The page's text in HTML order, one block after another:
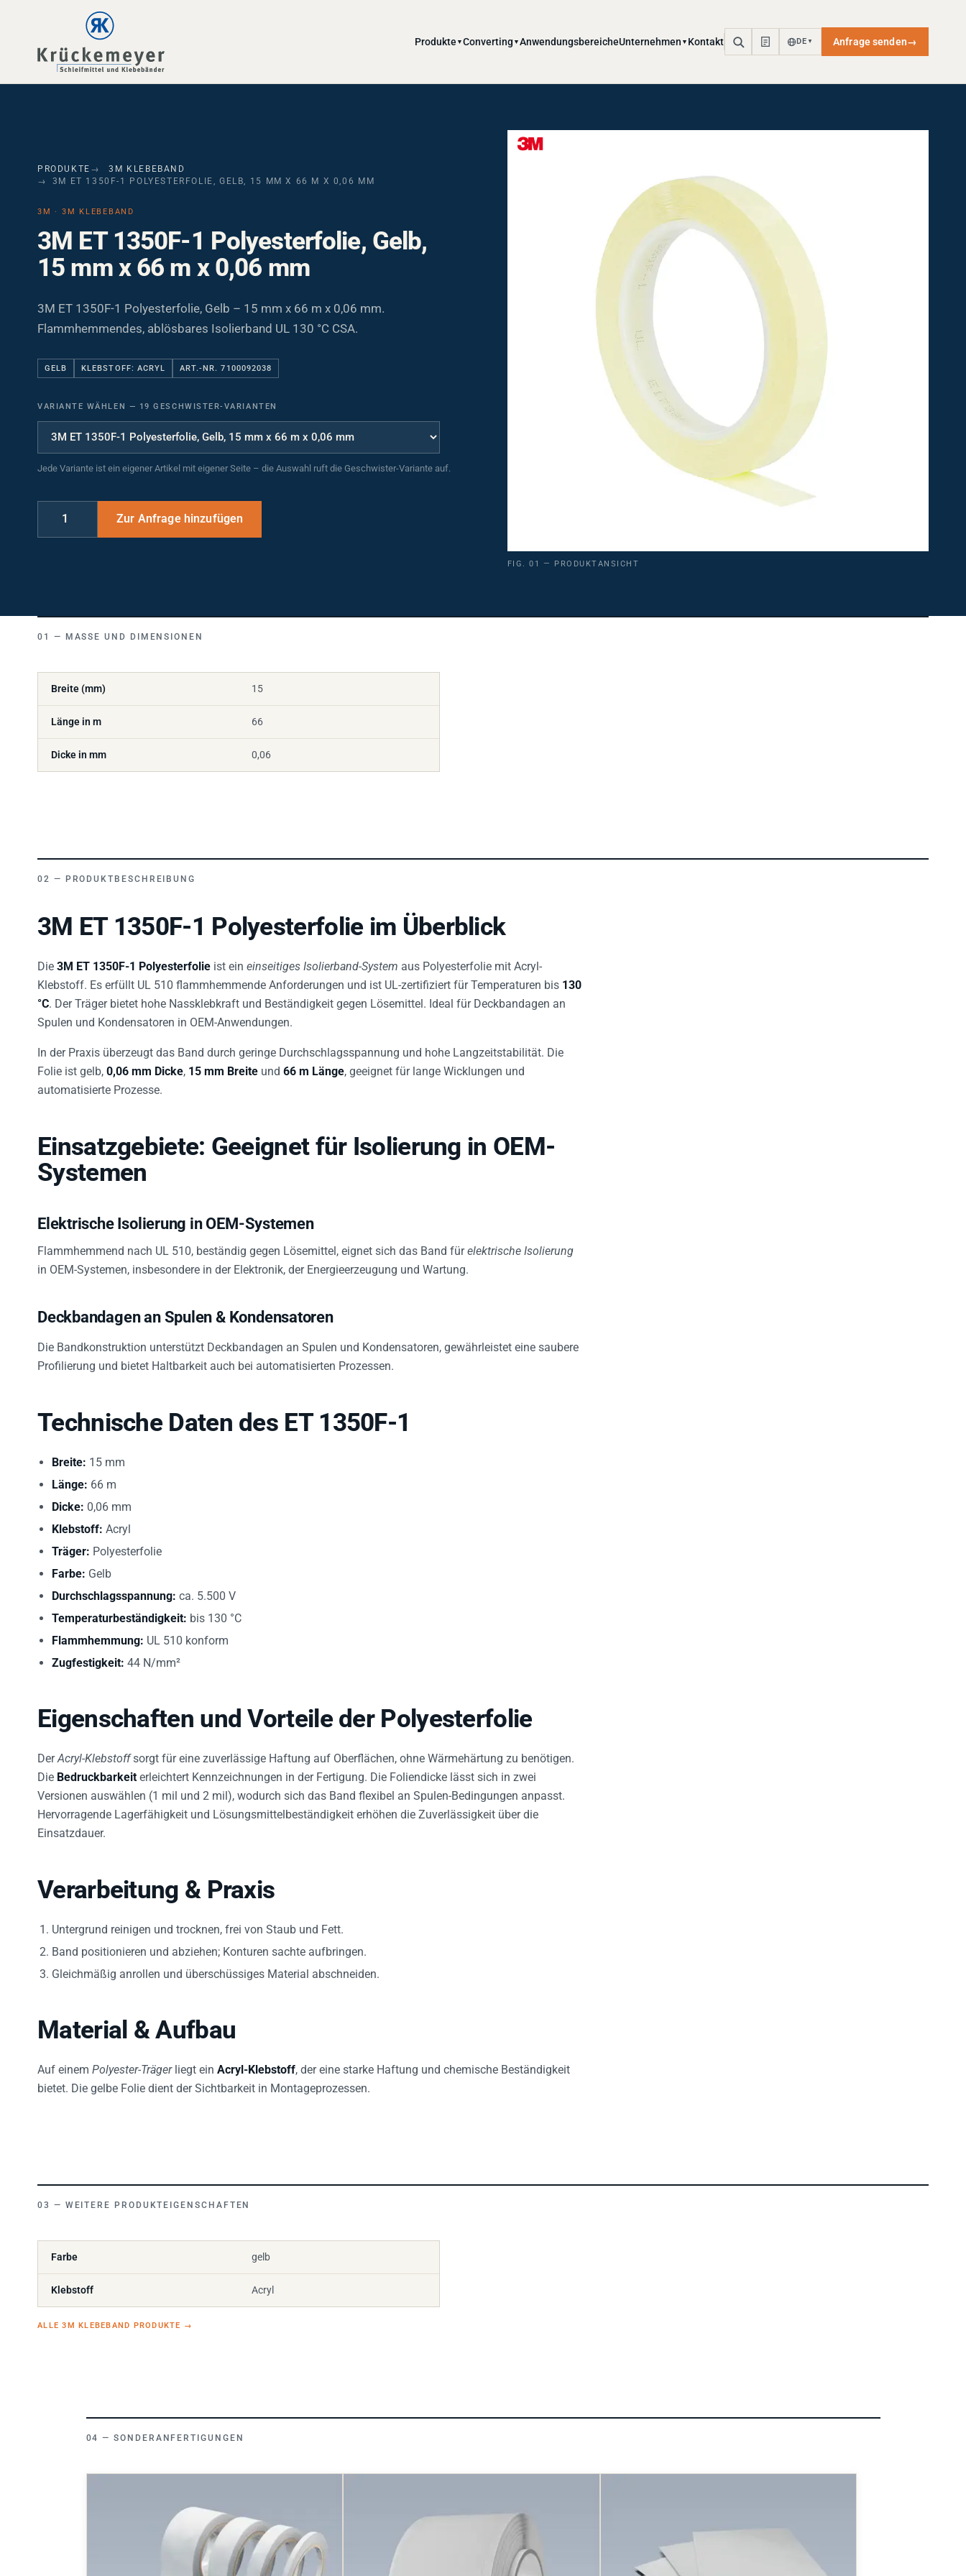
Skip to main navigation
Skip to main content
Skip to page footer
Produkte ▼Converting ▼ AnwendungsbereicheUnternehmen ▼ Kontakt DE ▼ Anfrage senden→
PRODUKTE
3M KLEBEBAND
3M ET 1350F-1 POLYESTERFOLIE, GELB, 15 MM X 66 M X 0,06 MM
3M · 3M KLEBEBAND
3M ET 1350F-1 Polyesterfolie, Gelb,
15 mm x 66 m x 0,06 mm
3M ET 1350F-1 Polyesterfolie, Gelb – 15 mm x 66 m x 0,06 mm.
Flammhemmendes, ablösbares Isolierband UL 130 °C CSA.
GELB KLEBSTOFF: ACRYL ART.-NR. 7100092038
VARIANTE WÄHLEN — 19 GESCHWISTER-VARIANTEN
Jede Variante ist ein eigener Artikel mit eigener Seite – die Auswahl ruft die Geschwister-Variante auf.
FIG. 01 — PRODUKTANSICHT
MASSE UND DIMENSIONEN
Breite (mm) 15
Länge in m 66
Dicke in mm 0,06
PRODUKTBESCHREIBUNG
3M ET 1350F-1 Polyesterfolie im Überblick
Die 3M ET 1350F-1 Polyesterfolie ist ein einseitiges Isolierband-System aus Polyesterfolie mit Acryl-
Klebstoff. Es erfüllt UL 510 flammhemmende Anforderungen und ist UL-zertifiziert für Temperaturen bis 130
°C. Der Träger bietet hohe Nassklebkraft und Beständigkeit gegen Lösemittel. Ideal für Deckbandagen an
Spulen und Kondensatoren in OEM-Anwendungen.
In der Praxis überzeugt das Band durch geringe Durchschlagsspannung und hohe Langzeitstabilität. Die
Folie ist gelb, 0,06 mm Dicke, 15 mm Breite und 66 m Länge, geeignet für lange Wicklungen und
automatisierte Prozesse.
Einsatzgebiete: Geeignet für Isolierung in OEM-
Systemen
Elektrische Isolierung in OEM-Systemen
Flammhemmend nach UL 510, beständig gegen Lösemittel, eignet sich das Band fürelektrische Isolierung
in OEM-Systemen, insbesondere in der Elektronik, der Energieerzeugung und Wartung.
Deckbandagen an Spulen & Kondensatoren
Die Bandkonstruktion unterstützt Deckbandagen an Spulen und Kondensatoren, gewährleistet eine saubere
Profilierung und bietet Haltbarkeit auch bei automatisierten Prozessen.
Technische Daten des ET 1350F-1
Breite: 15 mm
Länge: 66 m
Dicke: 0,06 mm
Klebstoff: Acryl
Träger: Polyesterfolie
Farbe: Gelb
Durchschlagsspannung: ca. 5.500 V
Temperaturbeständigkeit: bis 130 °C
Flammhemmung: UL 510 konform
Zugfestigkeit: 44 N/mm²
Eigenschaften und Vorteile der Polyesterfolie
DerAcryl-Klebstoffsorgt für eine zuverlässige Haftung auf Oberflächen, ohne Wärmehärtung zu benötigen.
Die Bedruckbarkeit erleichtert Kennzeichnungen in der Fertigung. Die Foliendicke lässt sich in zwei
Versionen auswählen (1 mil und 2 mil), wodurch sich das Band flexibel an Spulen-Bedingungen anpasst.
Hervorragende Lagerfähigkeit und Lösungsmittelbeständigkeit erhöhen die Zuverlässigkeit über die
Einsatzdauer.
Verarbeitung & Praxis
Untergrund reinigen und trocknen, frei von Staub und Fett.
Band positionieren und abziehen; Konturen sachte aufbringen.
Gleichmäßig anrollen und überschüssiges Material abschneiden.
Material & Aufbau
Auf einem Polyester-Trägerliegt ein Acryl-Klebstoff, der eine starke Haftung und chemische Beständigkeit
bietet. Die gelbe Folie dient der Sichtbarkeit in Montageprozessen.
WEITERE PRODUKTEIGENSCHAFTEN
Farbe gelb
Klebstoff Acryl
ALLE 3M KLEBEBAND PRODUKTE →
SONDERANFERTIGUNGEN